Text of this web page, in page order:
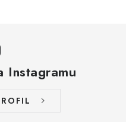
Instagramu